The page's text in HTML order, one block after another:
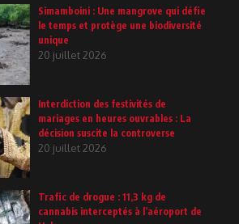
Simamboini : Une mangrove qui défie
le temps et protège une biodiversité
unique
20 juillet 2026
Interdiction des festivités de
mariages en heures ouvrables : La
décision suscite la controverse
20 juillet 2026
Trafic de drogue : 11,3 kg de
cannabis interceptés à l’aéroport de